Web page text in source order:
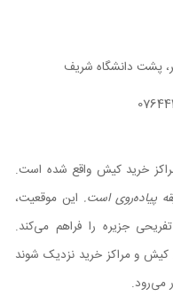
پشت دانشگاه شریف
خرید کیش واقع شده است.
این موقعیت،
جزیره را فراهم می‌کند.
کیش و مراکز خرید نزدیک شوند
می‌رود.